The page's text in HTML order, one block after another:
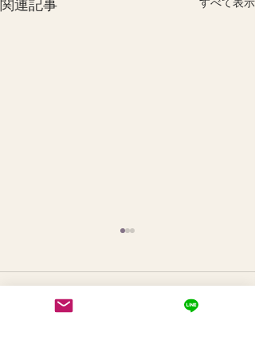
関連記事